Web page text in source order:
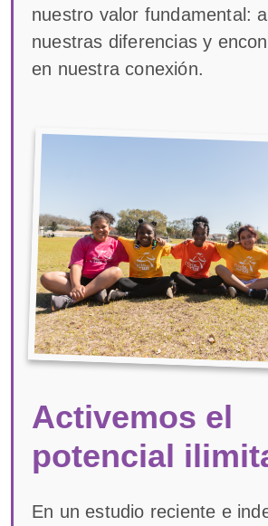
nuestro valor fundamental:
nuestras diferencias y
en nuestra conexión.
Activemos el
potencial
En un estudio reciente e